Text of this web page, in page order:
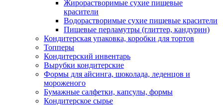
Жирорастворимые сухие пищевые
красители
Водорастворимые сухие пищевые красители
Пищевые перламутры (глиттер, кандурин)
Кондитерская упаковка, коробки для тортов
Топперы
Кондитерский инвентарь
Вырубки кондитерские
Формы для айсинга, шоколада, леденцов и
мороженого
Бумажные салфетки, капсулы, формы
Кондитерское сырье